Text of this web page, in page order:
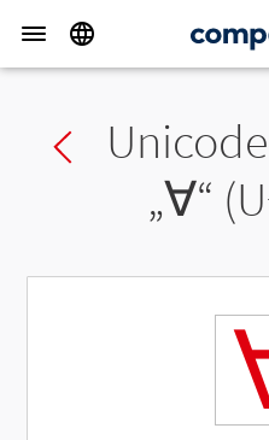
Previous char
„∀“